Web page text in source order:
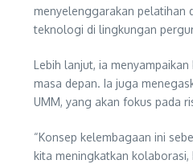
menyelenggarakan pelatihan
teknologi di lingkungan
Lebih lanjut, ia
masa depan. Ia juga
UMM, yang akan fokus pada
“Konsep kelembagaan ini
kita meningkatkan kolaborasi,